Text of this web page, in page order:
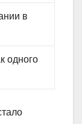
в
одного